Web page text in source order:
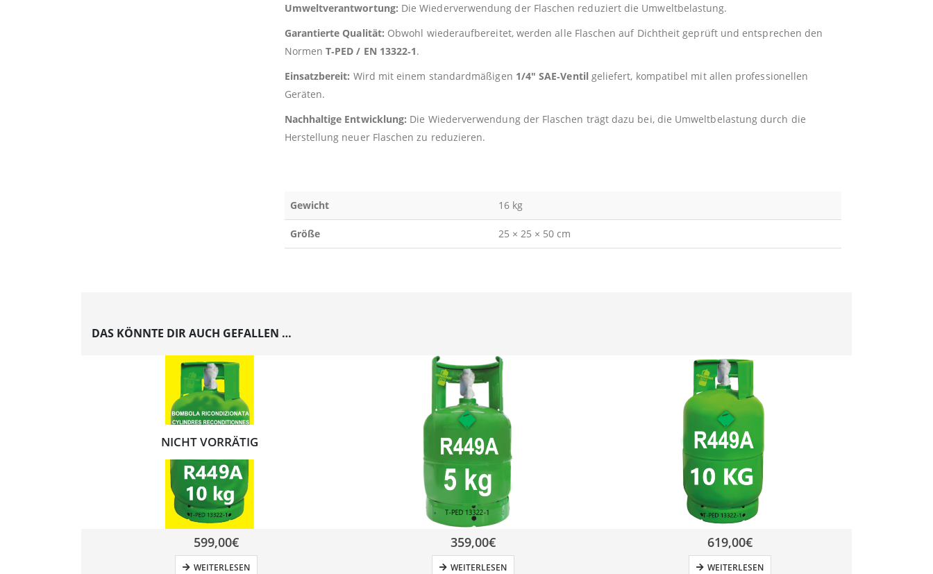
Umweltverantwortung: Die Wiederverwendung der Flaschen reduziert die Umweltbelastung.
Garantierte Qualität: Obwohl wiederaufbereitet, werden alle Flaschen auf Dichtheit geprüft und entsprechen den
Normen T‑PED / EN 13322‑1.
Einsatzbereit: Wird mit einem standardmäßigen 1/4″ SAE‑Ventilgeliefert, kompatibel mit allen professionellen
Geräten.
Nachhaltige Entwicklung: Die Wiederverwendung der Flaschen trägt dazu bei, die Umweltbelastung durch die
Herstellung neuer Flaschen zu reduzieren.
Gewicht 16 kg
Größe 25 × 25 × 50 cm
DAS KÖNNTE DIR AUCH GEFALLEN …
NICHT VORRÄTIG
599,00€
WEITERLESEN
359,00€
WEITERLESEN
619,00€
WEITERLESEN